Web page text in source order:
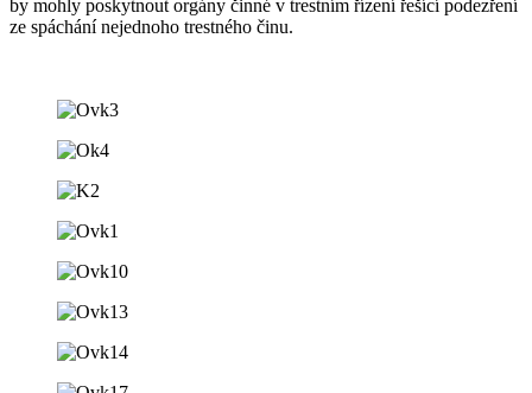
by mohly poskytnout orgány činné v trestním řízení řešící podezření
ze spáchání nejednoho trestného činu.